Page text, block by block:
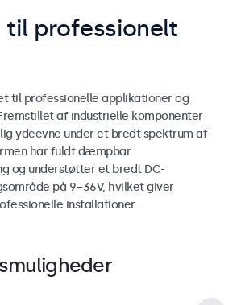
til professionelt
til professionelle applikationer og
af industrielle komponenter
ydeevne under et bredt spektrum af
har fuldt dæmpbar
og understøtter et bredt DC-
på 9–36V, hvilket giver
installationer.